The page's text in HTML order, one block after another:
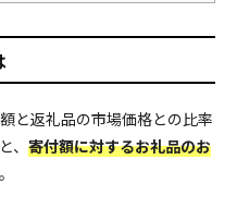
と返礼品の市場価格との比率
、 寄付額に対するお礼品のお